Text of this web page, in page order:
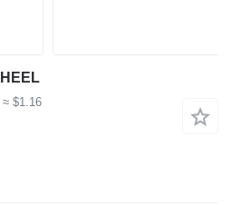
≈ $1.16